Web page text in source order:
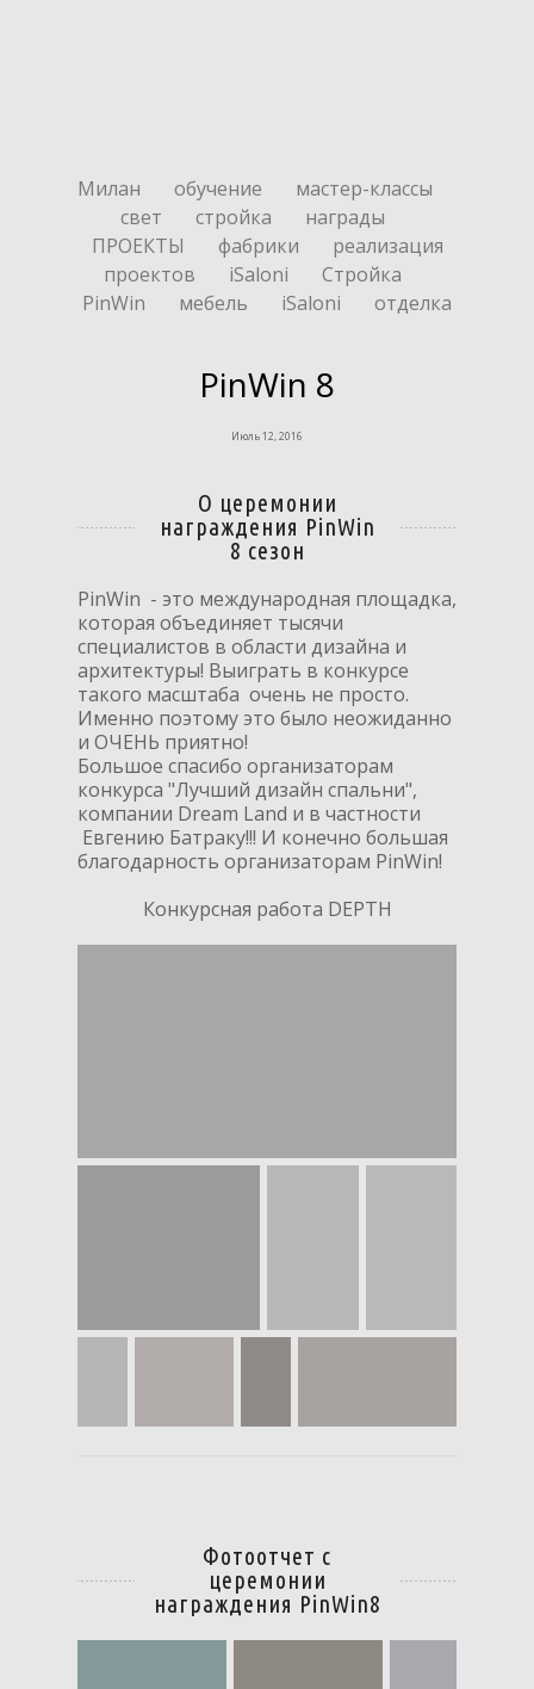
Милан обучение
мастер-классы
свет
стройка
награды
ПРОЕКТЫ
фабрики
реализация
проектов
iSaloni
Стройка
PinWin
мебель iSaloni отделка
PinWin 8
Июль 12, 2016
О церемонии
награждения PinWin
8 сезон
PinWin - это международная площадка,
которая объединяет тысячи
специалистов в области дизайна и
архитектуры! Выиграть в конкурсе
такого масштаба очень не просто.
Именно поэтому это было неожиданно
и ОЧЕНЬ приятно!
Большое спасибо организаторам
конкурса "Лучший дизайн спальни",
компании Dream Land и в частности
Евгению Батраку!!! И конечно большая
благодарность организаторам PinWin!
Конкурсная работа DEPTH
Фотоотчет с
церемонии
награждения PinWin8